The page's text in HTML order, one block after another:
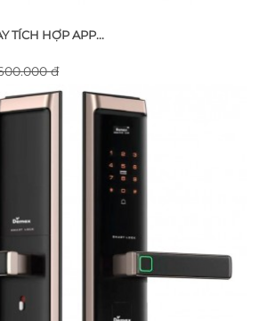
TÍCH HỢP APP...
đ